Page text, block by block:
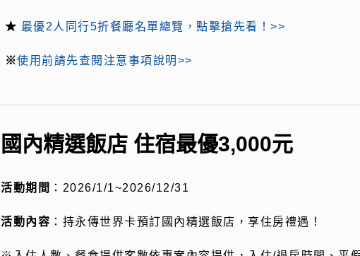
★ 最優2人同行5折餐廳名單總覽，點擊搶先看！>>
※使用前請先查閱注意事項說明>>
國內精選飯店 住宿最優3,000元
活動期間 ： 2026/1/1~2026/12/31
活動內容 ：持永傳世界卡預訂國內精選飯店，享住房禮遇！